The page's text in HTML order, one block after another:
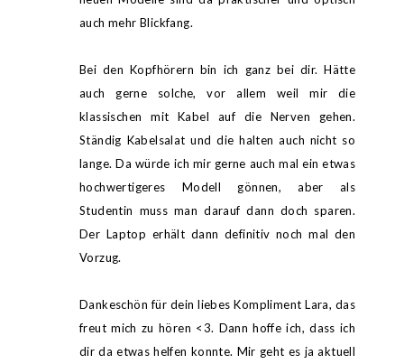
auch mehr Blickfang.
Bei den Kopfhörern bin ich ganz bei dir. Hätte
auch gerne solche, vor allem weil mir die
klassischen mit Kabel auf die Nerven gehen.
Ständig Kabelsalat und die halten auch nicht so
lange. Da würde ich mir gerne auch mal ein etwas
hochwertigeres Modell gönnen, aber als
Studentin muss man darauf dann doch sparen.
Der Laptop erhält dann definitiv noch mal den
Vorzug.
Dankeschön für dein liebes Kompliment Lara, das
freut mich zu hören <3. Dann hoffe ich, dass ich
dir da etwas helfen konnte. Mir geht es ja aktuell